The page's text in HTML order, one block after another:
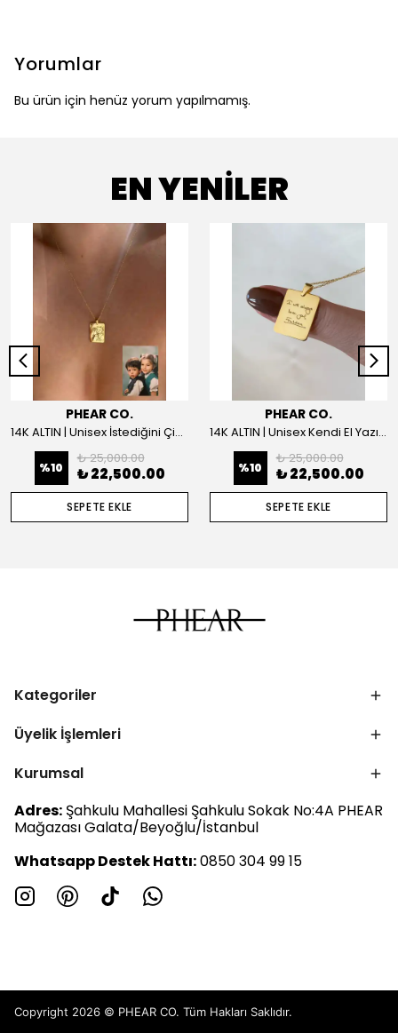
Yorumlar
Bu ürün için henüz yorum yapılmamış.
EN YENİLER
PHEAR CO.
14K ALTIN | Unisex İstediğini Çizdir Kolye
%10
₺ 25,000.00
₺ 22,500.00
SEPETE EKLE
PHEAR CO.
14K ALTIN | Unisex Kendi El Yazın ile İstediğini Yazdır Plaka Kolye
%10
₺ 25,000.00
₺ 22,500.00
SEPETE EKLE
Kategoriler
Üyelik İşlemleri
Kurumsal
Adres: Şahkulu Mahallesi Şahkulu Sokak No:4A PHEAR
Mağazası Galata/Beyoğlu/İstanbul
Whatsapp Destek Hattı:0850 304 99 15
Copyright 2026 © PHEAR CO. Tüm Hakları Saklıdır.